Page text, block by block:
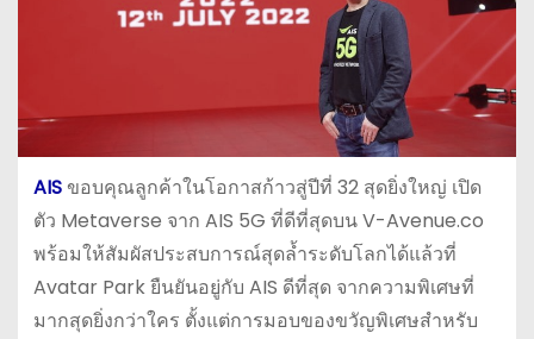
AISขอบคุณลูกค้าในโอกาสก้าวสู่ปีที่ 32 สุดยิ่งใหญ่ เปิด
ตัว Metaverse จาก AIS 5G ที่ดีที่สุดบน V-Avenue.co
พร้อมให้สัมผัสประสบการณ์สุดล้ำระดับโลกได้แล้วที่
Avatar Park ยืนยันอยู่กับ AIS ดีที่สุด จากความพิเศษที่
มากสุดยิ่งกว่าใคร ตั้งแต่การมอบของขวัญพิเศษสำหรับ